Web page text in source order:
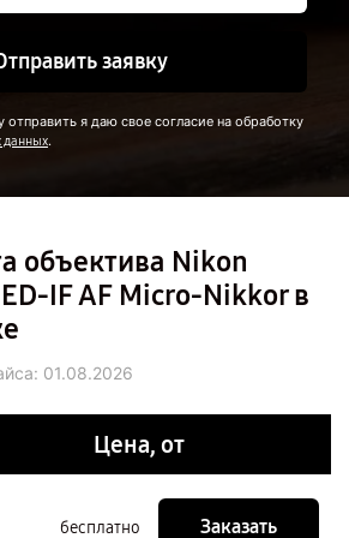
заявку
отправить я даю свое согласие на обработку
данных.
объектива Nikon
IF AF Micro-Nikkor в
01.08.2026
Цена, от
бесплатно Заказать